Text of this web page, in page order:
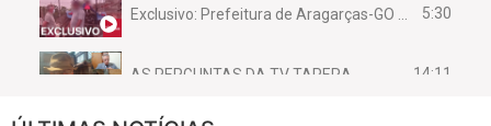
5:30
AS PERGUNTAS DA TV TAPERA 14:11